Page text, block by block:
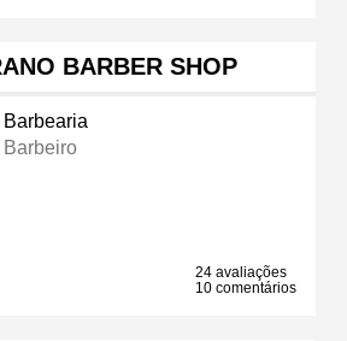
BARBER SHOP
Barbearia
Barbeiro
24 avaliações
10 comentários